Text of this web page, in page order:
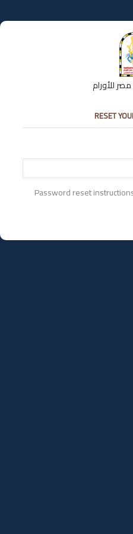
للأورام
RESET
Password reset